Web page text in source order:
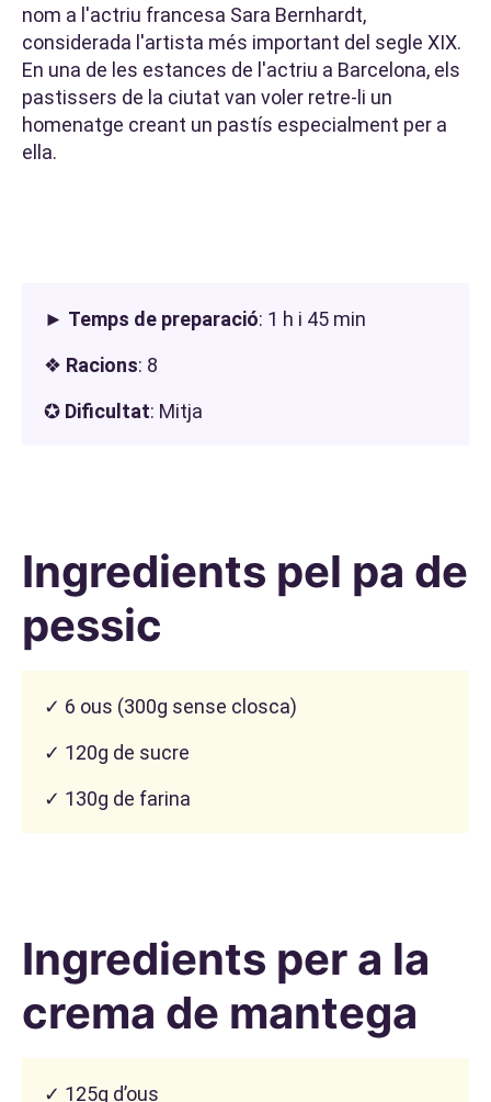
nom a l'actriu francesa Sara Bernhardt,
considerada l'artista més important del segle XIX.
En una de les estances de l'actriu a Barcelona, els
pastissers de la ciutat van voler retre-li un
homenatge creant un pastís especialment per a
ella.
► Temps de preparació: 1 h i 45 min
❖ Racions: 8
✪ Dificultat: Mitja
Ingredients pel pa de
pessic
✓ 6 ous (300g sense closca)
✓ 120g de sucre
✓ 130g de farina
Ingredients per a la
crema de mantega
✓ 125g d’ous